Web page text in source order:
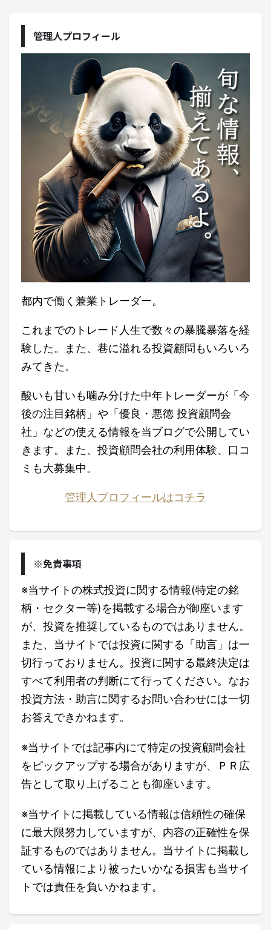
管理人プロフィール
都内で働く兼業トレーダー。
これまでのトレード人生で数々の暴騰暴落を経
験した。また、巷に溢れる投資顧問もいろいろ
みてきた。
酸いも甘いも噛み分けた中年トレーダーが「今
後の注目銘柄」や「優良・悪徳 投資顧問会
社」などの使える情報を当ブログで公開してい
きます。また、投資顧問会社の利用体験、口コ
ミも大募集中。
管理人プロフィールはコチラ
※免責事項
※当サイトの株式投資に関する情報(特定の銘
柄・セクター等)を掲載する場合が御座います
が、投資を推奨しているものではありません。
また、当サイトでは投資に関する「助言」は一
切行っておりません。投資に関する最終決定は
すべて利用者の判断にて行ってください。なお
投資方法・助言に関するお問い合わせには一切
お答えできかねます。
※当サイトでは記事内にて特定の投資顧問会社
をピックアップする場合がありますが、ＰＲ広
告として取り上げることも御座います。
※当サイトに掲載している情報は信頼性の確保
に最大限努力していますが、内容の正確性を保
証するものではありません。当サイトに掲載し
ている情報により被ったいかなる損害も当サイ
トでは責任を負いかねます。